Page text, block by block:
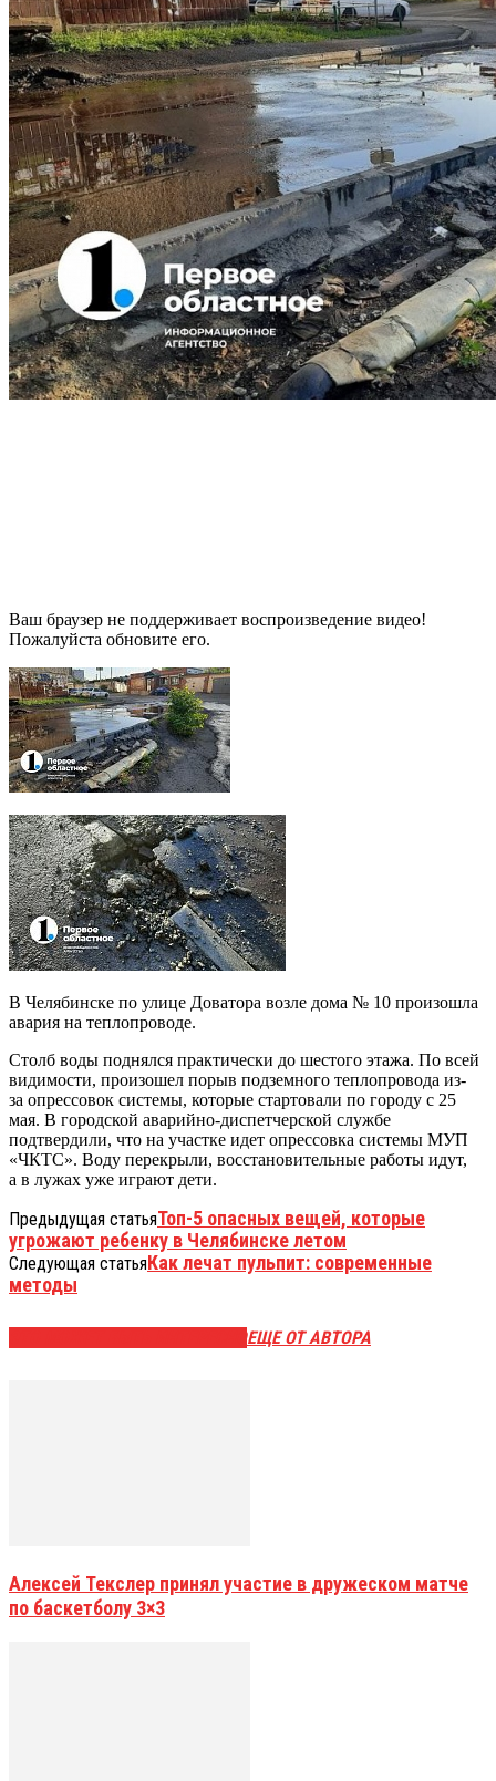
Ваш браузер не поддерживает воспроизведение видео!
Пожалуйста обновите его.
В Челябинске по улице Доватора возле дома № 10 произошла
авария на теплопроводе.
Столб воды поднялся практически до шестого этажа. По всей
видимости, произошел порыв подземного теплопровода из-
за опрессовок системы, которые стартовали по городу с 25
мая. В городской аварийно-диспетчерской службе
подтвердили, что на участке идет опрессовка системы МУП
«ЧКТС». Воду перекрыли, восстановительные работы идут,
а в лужах уже играют дети.
Предыдущая статьяТоп-5 опасных вещей, которые
угрожают ребенку в Челябинске летом
Следующая статьяКак лечат пульпит: современные
методы
ЕЩЕ ОТ АВТОРА
Алексей Текслер принял участие в дружеском матче
по баскетболу 3×3